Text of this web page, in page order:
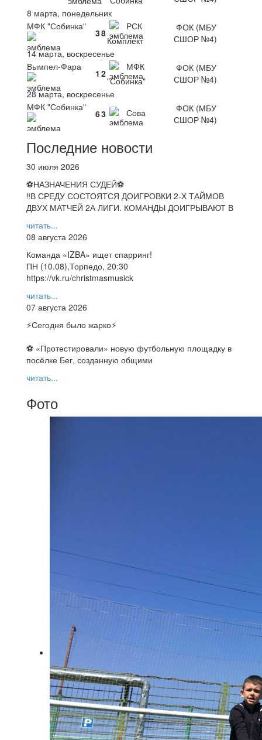
8 марта, понедельник
МФК "Собинка"
38
РСК
Комплект
ФОК (МБУ
СШОР №4)
14 марта, воскресенье
Вымпел-Фара
1 2
МФК
"Собинка"
ФОК (МБУ
СШОР №4)
28 марта, воскресенье
МФК "Собинка"
63 Сова
ФОК (МБУ
СШОР №4)
Последние новости
30 июля 2026
⚽НАЗНАЧЕНИЯ СУДЕЙ⚽
‼В СРЕДУ СОСТОЯТСЯ ДОИГРОВКИ 2-Х ТАЙМОВ
ДВУХ МАТЧЕЙ 2А ЛИГИ. КОМАНДЫ ДОИГРЫВАЮТ В
читать...
08 августа 2026
Команда «IZBA» ищет спарринг!
ПН (10.08),Торпедо, 20:30
https://vk.ru/christmasmusick
читать...
07 августа 2026
⚡️Сегодня было жарко⚡️
⚽ ️«Протестировали» новую футбольную площадку в
посёлке Бег, созданную общими
читать...
Фото